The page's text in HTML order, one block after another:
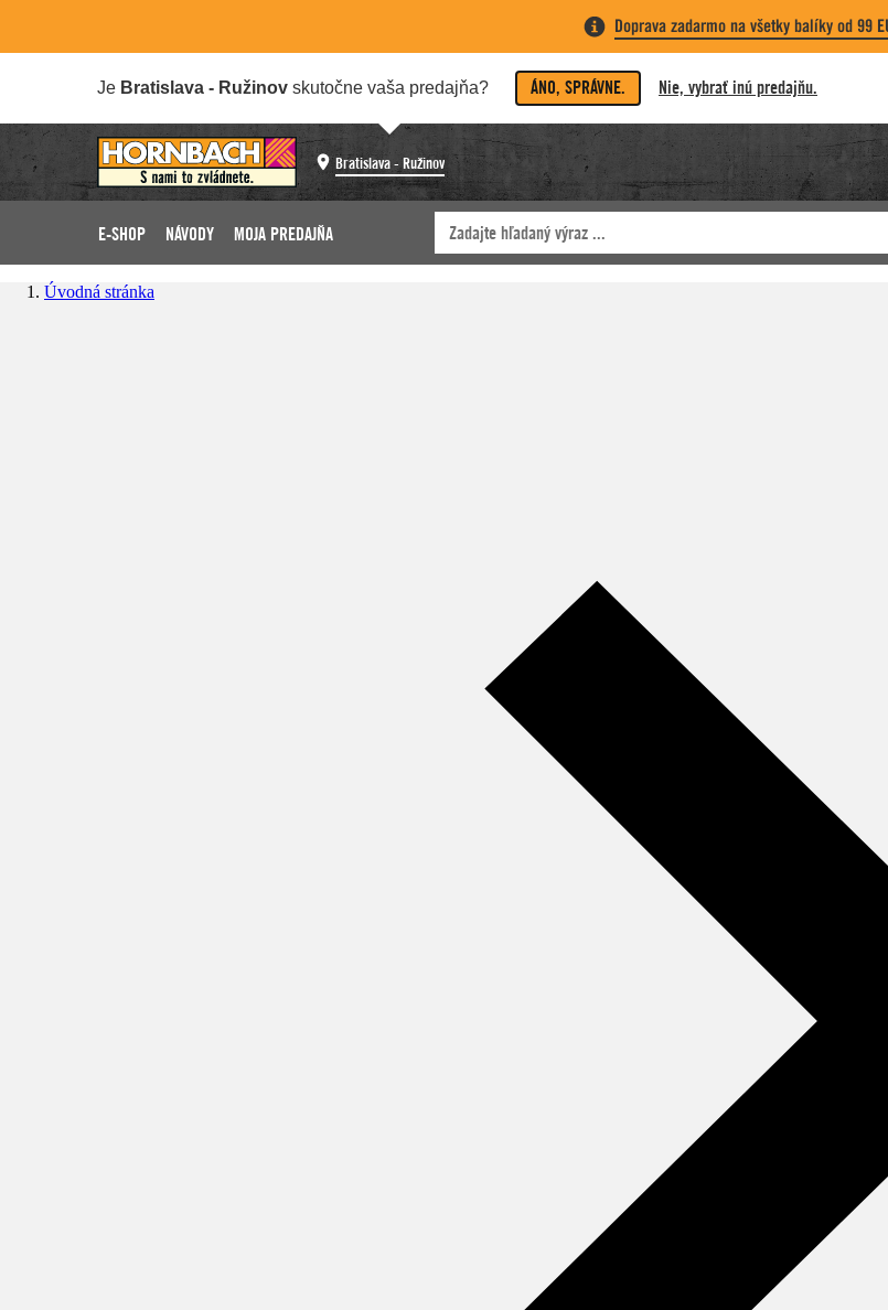
Doprava zadarmo na všetky balíky od 99
Je Bratislava - Ružinov skutočne vaša predajňa? ÁNO, SPRÁVNE. Nie, vybrať inú predajňu.
Bratislava - Ružinov
E-SHOP NÁVODY MOJA PREDAJŇA
Úvodná stránka